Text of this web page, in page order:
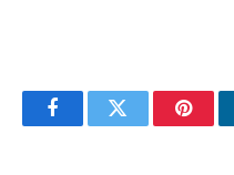
FacebookTwitter